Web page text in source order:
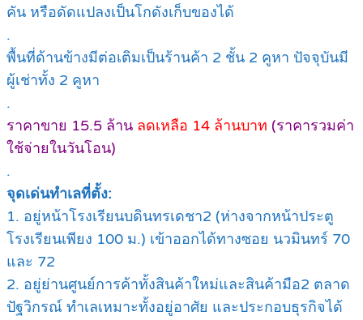
คัน หรือดัดแปลงเป็นโกดังเก็บของได้
.
พื้นที่ด้านข้างมีต่อเติมเป็นร้านค้า 2 ชั้น 2 คูหา ปัจจุบันมี
ผู้เช่าทั้ง 2 คูหา
.
ราคาขาย 15.5 ล้าน ลดเหลือ 14 ล้านบาท (ราคารวมค่า
ใช้จ่ายในวันโอน)
.
จุดเด่นทำเลที่ตั้ง:
1. อยู่หน้าโรงเรียนบดินทรเดชา2 (ห่างจากหน้าประตู
โรงเรียนเพียง 100 ม.) เข้าออกได้ทางซอย นวมินทร์ 70
และ 72
2. อยู่ย่านศูนย์การค้าทั้งสินค้าใหม่และสินค้ามือ2 ตลาด
ปัฐวิกรณ์ ทำเลเหมาะทั้งอยู่อาศัย และประกอบธุรกิจได้